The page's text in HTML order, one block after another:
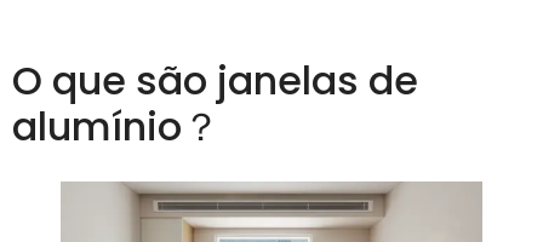
O que são janelas de
alumínio？